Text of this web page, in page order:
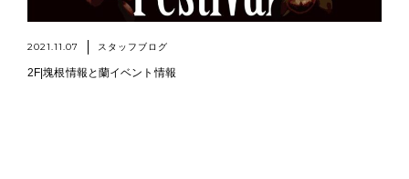
2021.11.07 スタッフブログ
2F|塊根情報と蘭イベント情報